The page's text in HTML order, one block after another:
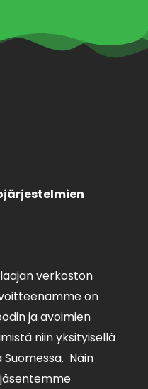
verkoston
on
ja avoimien
niin yksityisellä
Näin